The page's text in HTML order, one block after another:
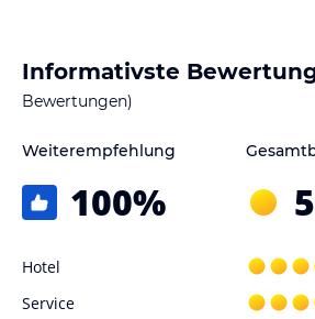
Informativste
Bewertungen)
Weiterempfehlung
100%
Hotel
Service